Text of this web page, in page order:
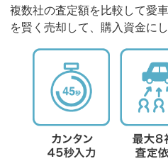
複数社の査定額を比較して愛
を賢く売却して、購入資金に